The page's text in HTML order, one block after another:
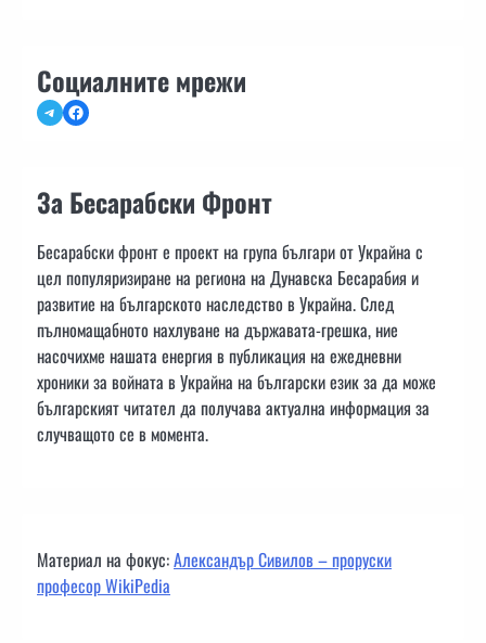
Социалните мрежи
TelegramFacebook
За Бесарабски Фронт
Бесарабски фронт е проект на група българи от Украйна с
цел популяризиране на региона на Дунавска Бесарабия и
развитие на българското наследство в Украйна. След
пълномащабното нахлуване на държавата-грешка, ние
насочихме нашата енергия в публикация на ежедневни
хроники за войната в Украйна на български език за да може
българският читател да получава актуална информация за
случващото се в момента.
Материал на фокус:Александър Сивилов – проруски
професор WikiPedia